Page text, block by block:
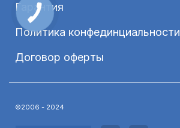
Гарантия
Политика конфединциальности
Договор оферты
©2006 - 2024